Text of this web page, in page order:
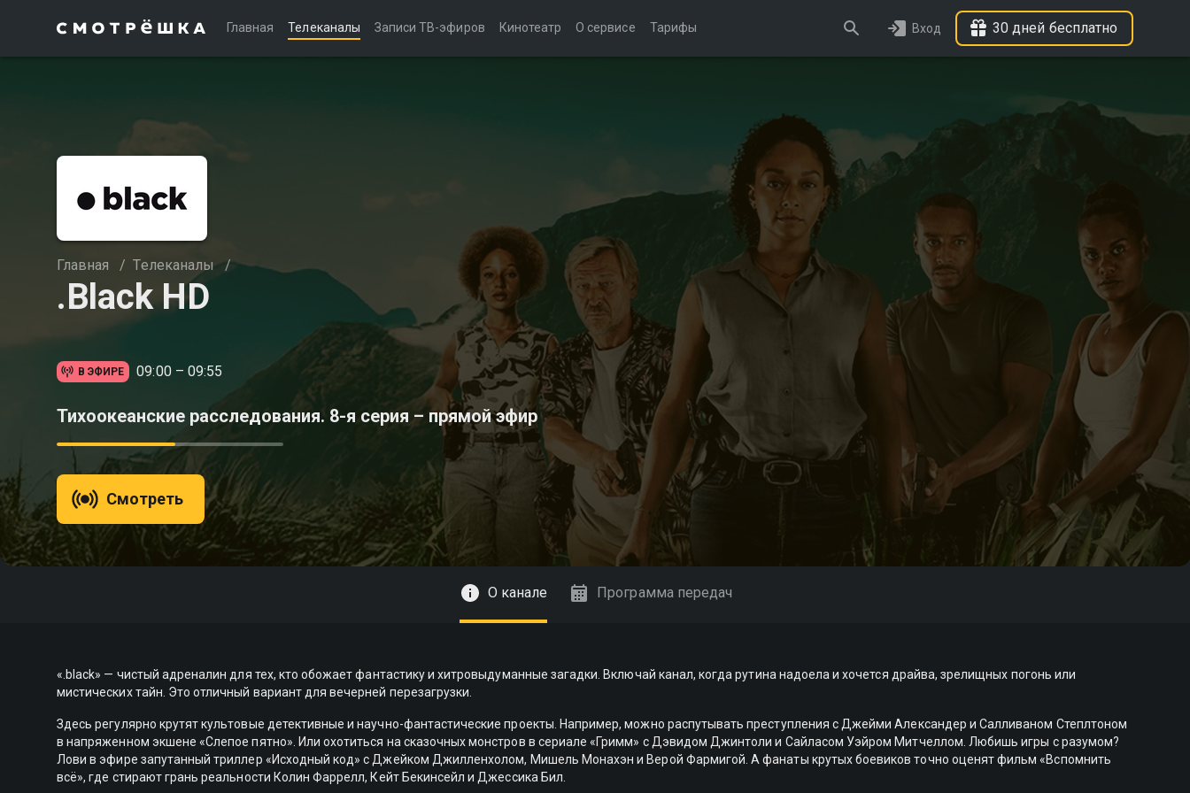
Главная Телеканалы Записи ТВ-эфиров Кинотеатр О сервисе Тарифы Вход 30 дней бесплатно
Главная / Телеканалы /
.Black HD
В ЭФИРЕ 09:00 – 09:55
Тихоокеанские расследования. 8-я серия – прямой эфир
Смотреть
О канале Программа передач
«.black» — чистый адреналин для тех, кто обожает фантастику и хитровыдуманные загадки. Включай канал, когда рутина надоела и хочется драйва, зрелищных погонь или
мистических тайн. Это отличный вариант для вечерней перезагрузки.
Здесь регулярно крутят культовые детективные и научно-фантастические проекты. Например, можно распутывать преступления с Джейми Александер и Салливаном Степлтоном
в напряженном экшене «Слепое пятно». Или охотиться на сказочных монстров в сериале «Гримм» с Дэвидом Джинтоли и Сайласом Уэйром Митчеллом. Любишь игры с разумом?
Лови в эфире запутанный триллер «Исходный код» с Джейком Джилленхолом, Мишель Монахэн и Верой Фармигой. А фанаты крутых боевиков точно оценят фильм «Вспомнить
всё», где стирают грань реальности Колин Фаррелл, Кейт Бекинсейл и Джессика Бил.